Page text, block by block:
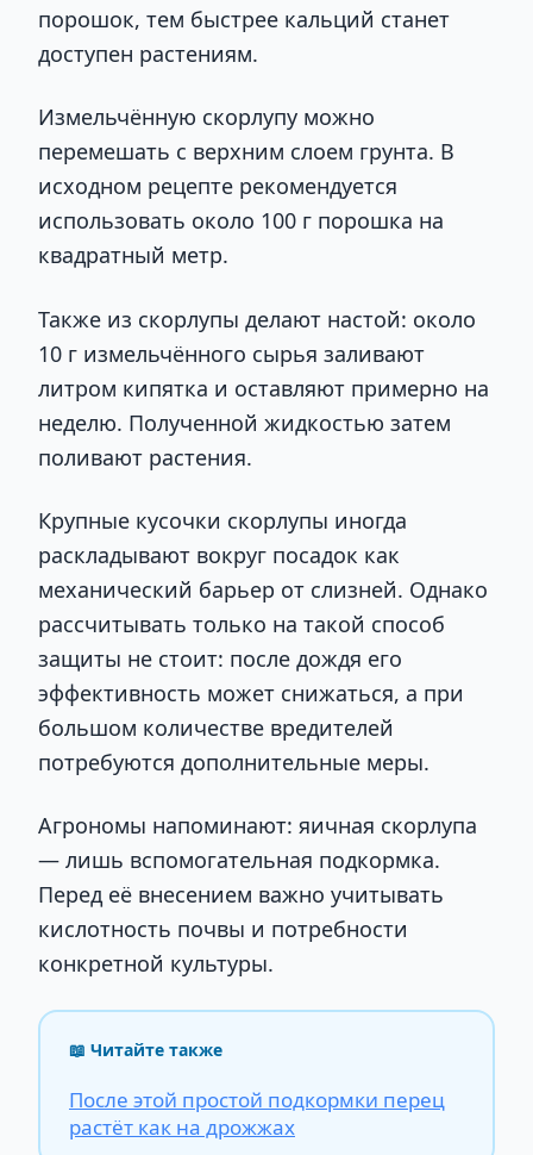
порошок, тем быстрее кальций станет
доступен растениям.
Измельчённую скорлупу можно
перемешать с верхним слоем грунта. В
исходном рецепте рекомендуется
использовать около 100 г порошка на
квадратный метр.
Также из скорлупы делают настой: около
10 г измельчённого сырья заливают
литром кипятка и оставляют примерно на
неделю. Полученной жидкостью затем
поливают растения.
Крупные кусочки скорлупы иногда
раскладывают вокруг посадок как
механический барьер от слизней. Однако
рассчитывать только на такой способ
защиты не стоит: после дождя его
эффективность может снижаться, а при
большом количестве вредителей
потребуются дополнительные меры.
Агрономы напоминают: яичная скорлупа
— лишь вспомогательная подкормка.
Перед её внесением важно учитывать
кислотность почвы и потребности
конкретной культуры.
📖 Читайте также
После этой простой подкормки перец
растёт как на дрожжах